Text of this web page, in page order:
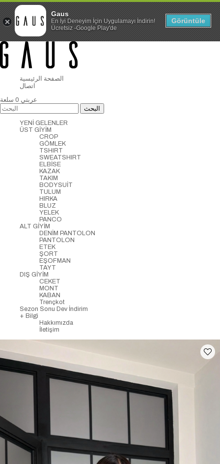
الصفحة الرئيسية
اتصال
عربتي 0 سلعة
YENİ GELENLER
ÜST GİYİM
CROP
GÖMLEK
TSHIRT
SWEATSHIRT
ELBİSE
KAZAK
TAKIM
BODYSUİT
TULUM
HIRKA
BLUZ
YELEK
PANCO
ALT GİYİM
DENİM PANTOLON
PANTOLON
ETEK
ŞORT
EŞOFMAN
TAYT
DIŞ GİYİM
CEKET
MONT
KABAN
Trençkot
Sezon Sonu Dev İndirim
+ Bilgi
Hakkımızda
İletişim
Gaus
En İyi Deneyim İçin Uygulamayı İndirin!
Ücretsiz -Google Play'de
Görüntüle